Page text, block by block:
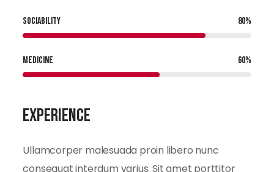
SOCIABILITY 80%
MEDICINE 60%
Experience
Ullamcorper malesuada proin libero nunc
consequat interdum varius. Sit amet porttitor